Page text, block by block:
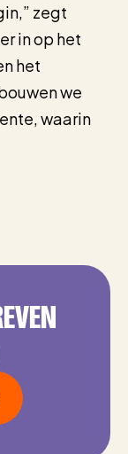
zegt
in op het
het
we
waarin